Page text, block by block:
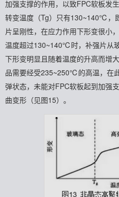
加强支撑的作用，以致FPC软板发
转变温度（Tg）只有130~140℃
片呈刚性，在应力作用下形变很小
温度超过130~140℃时，补强片从
下形变明显且随着温度的升高而增
品需要经受235~250℃的高温，在
弹状态，未能对FPC软板起到加强
曲变形（见图15）。